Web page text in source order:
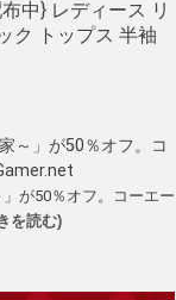
中} レディース リ
ク トップス 半袖
～」が50％オフ。コ
が50％オフ。コーエー
を読む)